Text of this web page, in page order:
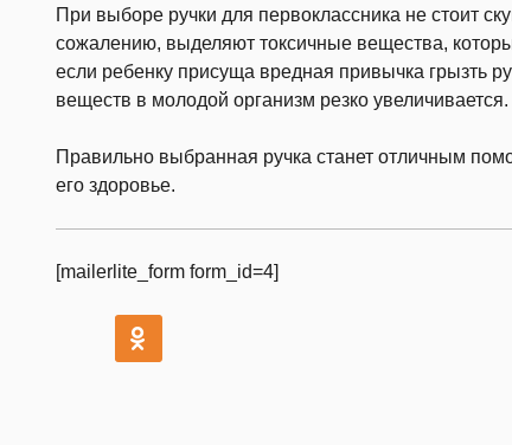
При выборе ручки для первоклассника не стоит
сожалению, выделяют токсичные вещества,
если ребенку присуща вредная привычка грызть
веществ в молодой организм резко увеличивается.
Правильно выбранная ручка станет отличным
его здоровье.
[mailerlite_form form_id=4]